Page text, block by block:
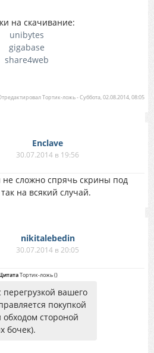
на скачивание:
unibytes
gigabase
share4web
Тортик-ложь-Суббота, 02.08.2014, 08:05
Enclave
30.07.2014 в 19:56
не сложно спрячь скрины под
на всякий случай.
nikitalebedin
30.07.2014 в 20:05
Тортик-ложь()
перегрузкой вашего
покупкой
стороной
бочек).